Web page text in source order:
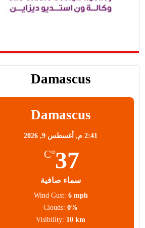
Damascus
Damascus
2:41 م, أغسطس 9, 2026
37
°C
سماء صافية
Wind Gust: 6 mph
Clouds: 0%
Visibility: 10 km